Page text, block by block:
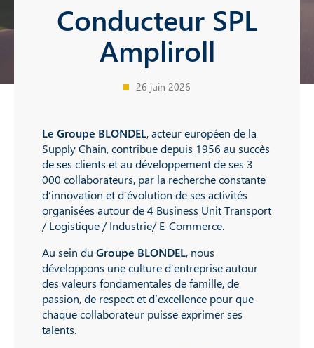
Conducteur SPL
Ampliroll
26 juin 2026
Le Groupe BLONDEL, acteur européen de la
Supply Chain, contribue depuis 1956 au succès
de ses clients et au développement de ses 3
000 collaborateurs, par la recherche constante
d’innovation et d’évolution de ses activités
organisées autour de 4 Business Unit Transport
/ Logistique / Industrie/ E-Commerce.
Au sein du Groupe BLONDEL, nous
développons une culture d’entreprise autour
des valeurs fondamentales de famille, de
passion, de respect et d’excellence pour que
chaque collaborateur puisse exprimer ses
talents.